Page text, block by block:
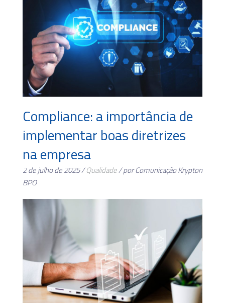
Compliance: a importância de
implementar boas diretrizes
na empresa
2 de julho de 2025 /Qualidade/ por Comunicação Krypton
BPO